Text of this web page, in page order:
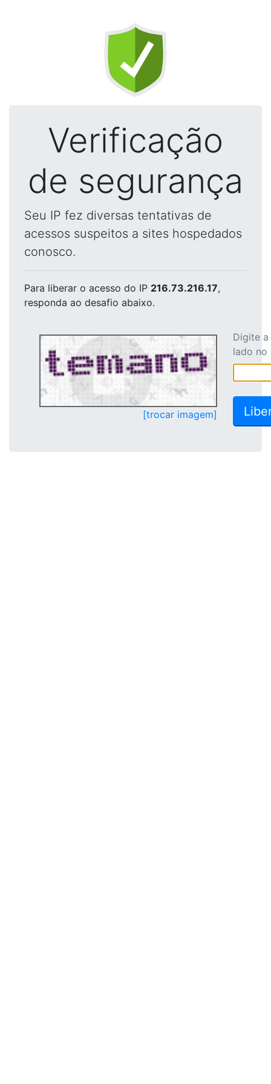
Verificação
de segurança
Seu IP fez diversas tentativas de
acessos suspeitos a sites hospedados
conosco.
Para liberar o acesso do IP 216.73.216.17,
responda ao desafio abaixo.
[trocar imagem]
Digite
lado no